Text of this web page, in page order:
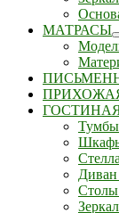
МАТРАСЫ
Диван